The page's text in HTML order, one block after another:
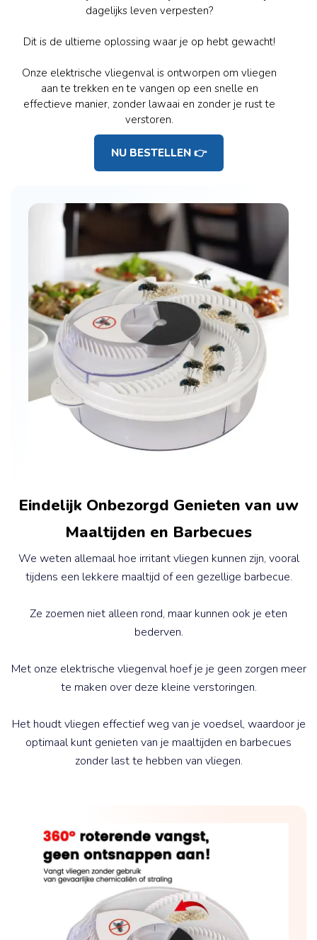
dagelijks leven verpesten?
Dit is de ultieme oplossing waar je op hebt gewacht!
Onze elektrische vliegenval is ontworpen om vliegen
aan te trekken en te vangen op een snelle en
effectieve manier, zonder lawaai en zonder je rust te
verstoren.
NU BESTELLEN 👉
Eindelijk Onbezorgd Genieten van uw
Maaltijden en Barbecues
We weten allemaal hoe irritant vliegen kunnen zijn, vooral
tijdens een lekkere maaltijd of een gezellige barbecue.
Ze zoemen niet alleen rond, maar kunnen ook je eten
bederven.
Met onze elektrische vliegenval hoef je je geen zorgen meer
te maken over deze kleine verstoringen.
Het houdt vliegen effectief weg van je voedsel, waardoor je
optimaal kunt genieten van je maaltijden en barbecues
zonder last te hebben van vliegen.